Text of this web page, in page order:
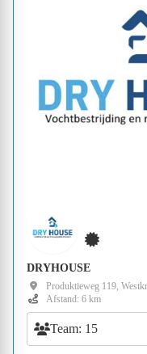
DRYHOUSE
Produktieweg 119,
Afstand: 6 km
Team: 15